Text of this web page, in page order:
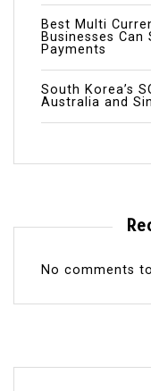
Best Multi
Businesses
Payments
South Korea’s
Australia and
No comments